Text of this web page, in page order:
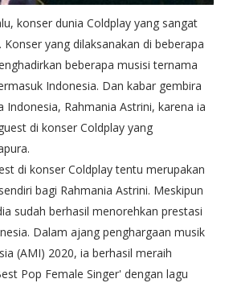
konser dunia Coldplay yang sangat
yang dilaksanakan di beberapa
beberapa musisi ternama
Indonesia. Dan kabar gembira
Indonesia, Rahmania Astrini, karena ia
di konser Coldplay yang
di konser Coldplay tentu merupakan
bagi Rahmania Astrini. Meskipun
sudah berhasil menorehkan prestasi
Dalam ajang penghargaan musik
(AMI) 2020, ia berhasil meraih
Pop Female Singer' dengan lagu